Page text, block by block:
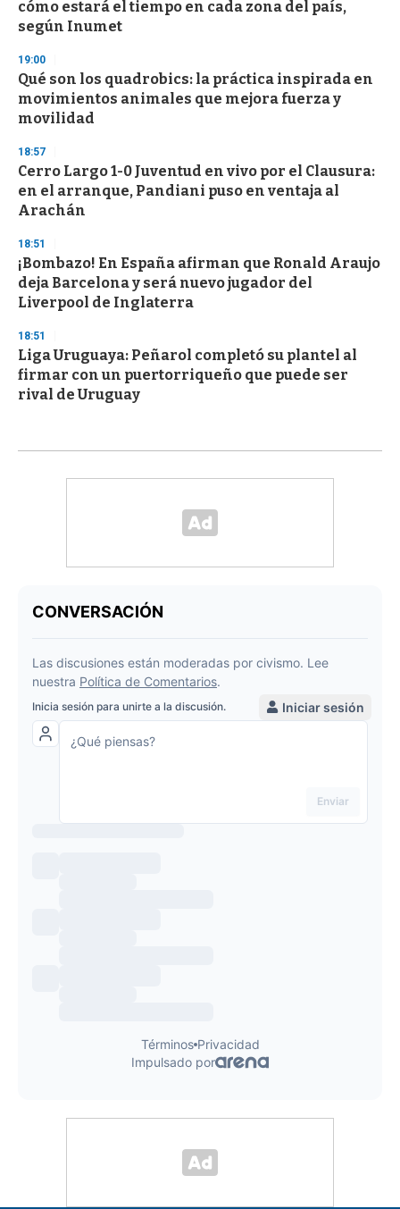
cómo estará el tiempo en cada zona del país,
según Inumet
19:00
Qué son los quadrobics: la práctica inspirada en
movimientos animales que mejora fuerza y
movilidad
18:57
Cerro Largo 1-0 Juventud en vivo por el Clausura:
en el arranque, Pandiani puso en ventaja al
Arachán
18:51
¡Bombazo! En España afirman que Ronald Araujo
deja Barcelona y será nuevo jugador del
Liverpool de Inglaterra
18:51
Liga Uruguaya: Peñarol completó su plantel al
firmar con un puertorriqueño que puede ser
rival de Uruguay